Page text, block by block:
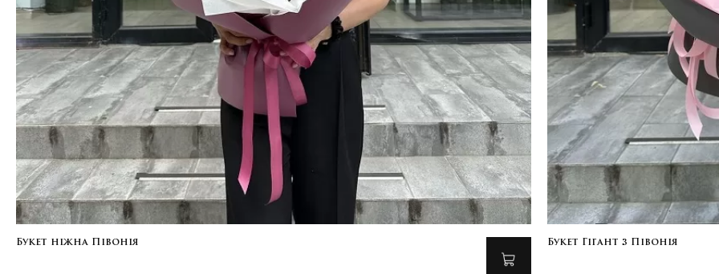
Букет ніжна Півонія Букет Гігант з Півонія